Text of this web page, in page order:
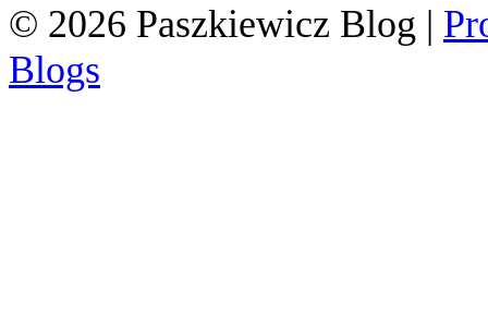
© 2026 Paszkiewicz Blog |
Blogs